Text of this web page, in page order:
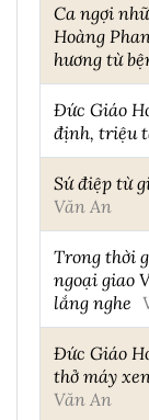
Ca ngợi
Hoàng
hương từ
Đức Giáo
định, triệu
Sứ điệp từ
Văn An
Trong thời
ngoại giao
lắng nghe
Đức Giáo
thở máy
Văn An